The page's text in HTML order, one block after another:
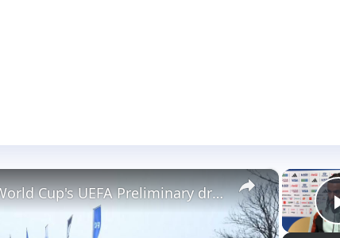
×
Switzerland: 2026 FIFA World Cup's UEFA Preliminary draws to be held Friday.